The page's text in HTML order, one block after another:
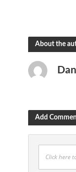
About the
Add
Click here